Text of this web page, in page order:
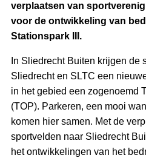
verplaatsen van
voor de ontwikkeling van
Stationspark III.
In Sliedrecht Buiten krijgen de
Sliedrecht en SLTC een
in het gebied een zogenoemd
(TOP). Parkeren, een mooi
komen hier samen. Met de
sportvelden naar Sliedrecht
het ontwikkelingen van het